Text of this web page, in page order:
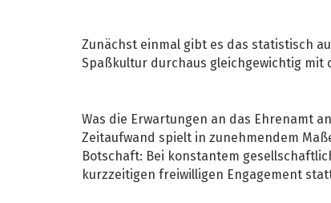
Zunächst einmal gibt es das statistisch
Spaßkultur durchaus gleichgewichtig
Was die Erwartungen an das Ehrenamt
Zeitaufwand spielt in zunehmendem
Botschaft: Bei konstantem
kurzzeitigen freiwilligen Engagement